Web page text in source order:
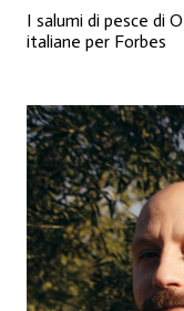
I salumi di pesce di
italiane per Forbes